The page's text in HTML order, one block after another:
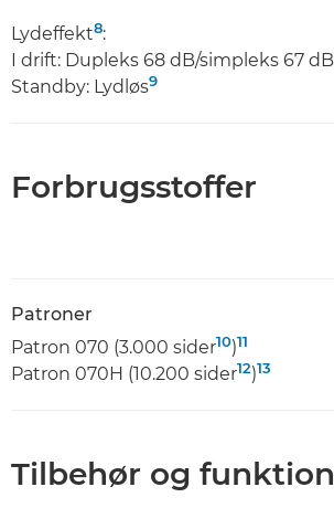
Lydeffekt8:
I drift: Dupleks 68 dB/simpleks 67 dB
Standby: Lydløs9
Forbrugsstoffer
Patroner
Patron 070 (3.000 sider10)11
Patron 070H (10.200 sider12)13
Tilbehør og